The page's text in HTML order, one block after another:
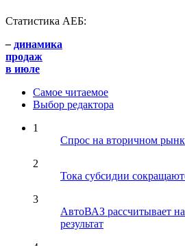
Статистика АЕБ:
– динамика
продаж
в июле
Самое читаемое
Выбор редактора
1
Спрос на вторичном
2
Тока субсидии
3
АвтоВАЗ рассчитывает
результат